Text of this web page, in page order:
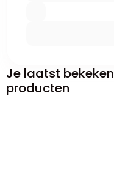
Je laatst bekeken
producten